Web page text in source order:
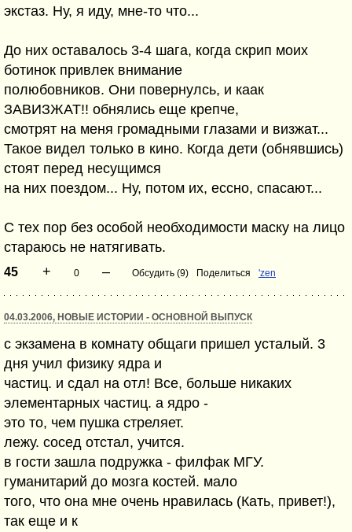
экстаз. Ну, я иду, мне-то что...
До них оставалось 3-4 шага, когда скрип моих
ботинок привлек внимание
полюбовников. Они повернулсь, и каак
ЗАВИЗЖАТ!! обнялись еще крепче,
смотрят на меня громадными глазами и визжат...
Такое видел только в кино. Когда дети (обнявшись)
стоят перед несущимся
на них поездом... Ну, потом их, ессно, спасают...
С тех пор без особой необходимости маску на лицо
стараюсь не натягивать.
45 + 0 – Обсудить (9) Поделиться 'zen
04.03.2006, НОВЫЕ ИСТОРИИ - ОСНОВНОЙ ВЫПУСК
с экзамена в комнату общаги пришел усталый. 3
дня учил физику ядра и
частиц. и сдал на отл! Все, больше никаких
элементарных частиц. а ядро -
это то, чем пушка стреляет.
лежу. сосед отстал, учится.
в гости зашла подружка - филфак МГУ.
гуманитарий до мозга костей. мало
того, что она мне очень нравилась (Кать, привет!),
так еще и к